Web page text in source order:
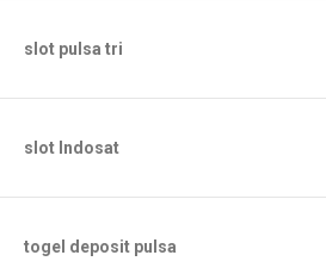
slot pulsa tri
slot Indosat
togel deposit pulsa